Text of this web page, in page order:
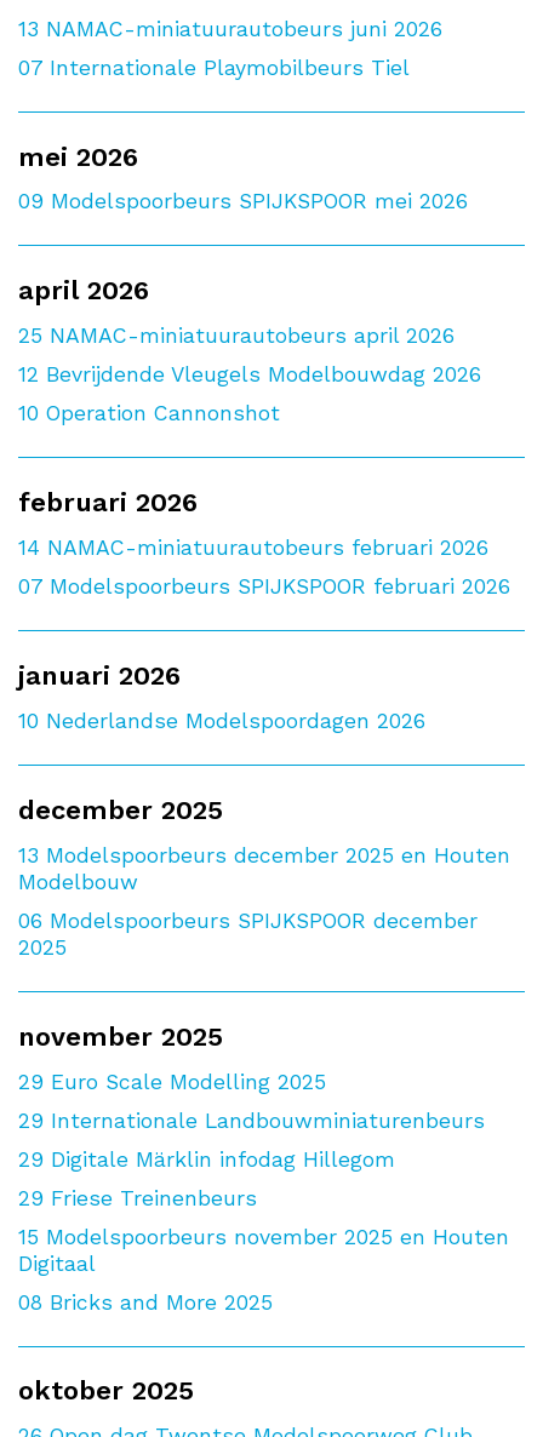
13 NAMAC-miniatuurautobeurs juni 2026
07 Internationale Playmobilbeurs Tiel
mei 2026
09 Modelspoorbeurs SPIJKSPOOR mei 2026
april 2026
25 NAMAC-miniatuurautobeurs april 2026
12 Bevrijdende Vleugels Modelbouwdag 2026
10 Operation Cannonshot
februari 2026
14 NAMAC-miniatuurautobeurs februari 2026
07 Modelspoorbeurs SPIJKSPOOR februari 2026
januari 2026
10 Nederlandse Modelspoordagen 2026
december 2025
13 Modelspoorbeurs december 2025 en Houten
Modelbouw
06 Modelspoorbeurs SPIJKSPOOR december
2025
november 2025
29 Euro Scale Modelling 2025
29 Internationale Landbouwminiaturenbeurs
29 Digitale Märklin infodag Hillegom
29 Friese Treinenbeurs
15 Modelspoorbeurs november 2025 en Houten
Digitaal
08 Bricks and More 2025
oktober 2025